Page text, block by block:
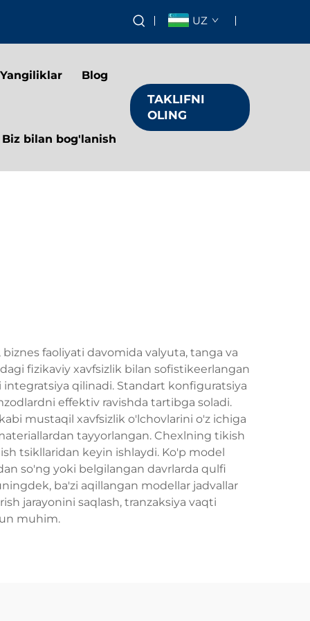
UZ
Yangiliklar Blog
Biz bilan bog'lanish
TAKLIFNI
OLING
faoliyati davomida valyuta, tanga va
fizikaviy xavfsizlik bilan sofistikeerlangan
qilinadi. Standart konfiguratsiya
effektiv ravishda tartibga soladi.
mustaqil xavfsizlik o'lchovlarini o'z ichiga
tayyorlangan. Chexlning tikish
tsikllaridan keyin ishlaydi. Ko'p model
so'ng yoki belgilangan davrlarda qulfi
ba'zi aqillangan modellar jadvallar
jarayonini saqlash, tranzaksiya vaqti
muhim.